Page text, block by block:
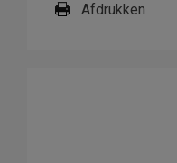
Afdrukken